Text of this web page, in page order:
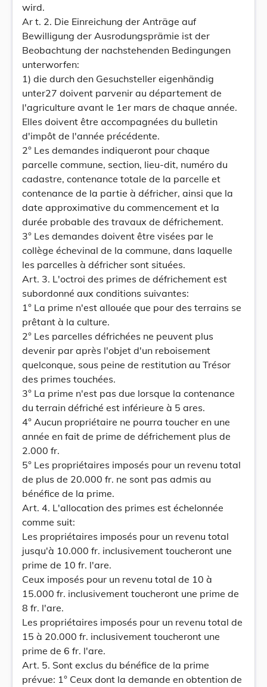
wird.
Ar t. 2. Die Einreichung der Anträge auf
Bewilligung der Ausrodungsprämie ist der
Beobachtung der nachstehenden Bedingungen
unterworfen:
1) die durch den Gesuchsteller eigenhändig
unter27 doivent parvenir au département de
l'agriculture avant le 1er mars de chaque année.
Elles doivent être accompagnées du bulletin
d'impôt de l'année précédente.
2° Les demandes indiqueront pour chaque
parcelle commune, section, lieu-dit, numéro du
cadastre, contenance totale de la parcelle et
contenance de la partie à défricher, ainsi que la
date approximative du commencement et la
durée probable des travaux de défrichement.
3° Les demandes doivent être visées par le
collège échevinal de la commune, dans laquelle
les parcelles à défricher sont situées.
Art. 3. L'octroi des primes de défrichement est
subordonné aux conditions suivantes:
1° La prime n'est allouée que pour des terrains se
prêtant à la culture.
2° Les parcelles défrichées ne peuvent plus
devenir par après l'objet d'un reboisement
quelconque, sous peine de restitution au Trésor
des primes touchées.
3° La prime n'est pas due lorsque la contenance
du terrain défriché est inférieure à 5 ares.
4° Aucun propriétaire ne pourra toucher en une
année en fait de prime de défrichement plus de
2.000 fr.
5° Les propriétaires imposés pour un revenu total
de plus de 20.000 fr. ne sont pas admis au
bénéfice de la prime.
Art. 4. L'allocation des primes est échelonnée
comme suit:
Les propriétaires imposés pour un revenu total
jusqu'à 10.000 fr. inclusivement toucheront une
prime de 10 fr. l'are.
Ceux imposés pour un revenu total de 10 à
15.000 fr. inclusivement toucheront une prime de
8 fr. l'are.
Les propriétaires imposés pour un revenu total de
15 à 20.000 fr. inclusivement toucheront une
prime de 6 fr. l'are.
Art. 5. Sont exclus du bénéfice de la prime
prévue: 1° Ceux dont la demande en obtention de